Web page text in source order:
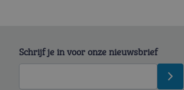
Schrijf je in voor onze nieuwsbrief